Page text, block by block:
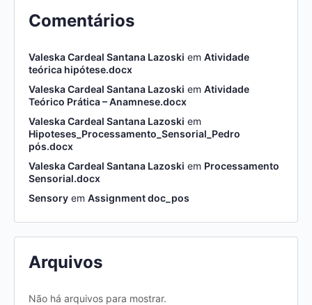
Comentários
Valeska Cardeal Santana Lazoski em Atividade
teórica hipótese.docx
Valeska Cardeal Santana Lazoski em Atividade
Teórico Prática – Anamnese.docx
Valeska Cardeal Santana Lazoski em
Hipoteses_Processamento_Sensorial_Pedro
pós.docx
Valeska Cardeal Santana Lazoski em Processamento
Sensorial.docx
Sensory em Assignment doc_pos
Arquivos
Não há arquivos para mostrar.